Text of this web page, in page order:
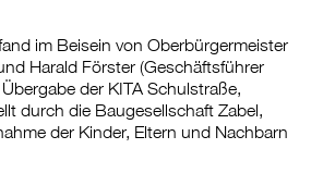
im Beisein von Oberbürgermeister
Harald Förster (Geschäftsführer
der KITA Schulstraße,
durch die Baugesellschaft Zabel,
der Kinder, Eltern und Nachbarn